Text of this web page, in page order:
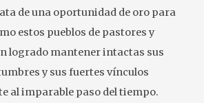
de una oportunidad de oro para
estos pueblos de pastores y
logrado mantener intactas sus
y sus fuertes vínculos
al imparable paso del tiempo.